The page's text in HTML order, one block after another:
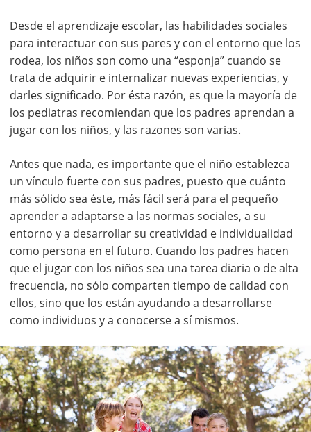
Desde el aprendizaje escolar, las habilidades sociales
para interactuar con sus pares y con el entorno que los
rodea, los niños son como una “esponja” cuando se
trata de adquirir e internalizar nuevas experiencias, y
darles significado. Por ésta razón, es que la mayoría de
los pediatras recomiendan que los padres aprendan a
jugar con los niños, y las razones son varias.
Antes que nada, es importante que el niño establezca
un vínculo fuerte con sus padres, puesto que cuánto
más sólido sea éste, más fácil será para el pequeño
aprender a adaptarse a las normas sociales, a su
entorno y a desarrollar su creatividad e individualidad
como persona en el futuro. Cuando los padres hacen
que el jugar con los niños sea una tarea diaria o de alta
frecuencia, no sólo comparten tiempo de calidad con
ellos, sino que los están ayudando a desarrollarse
como individuos y a conocerse a sí mismos.